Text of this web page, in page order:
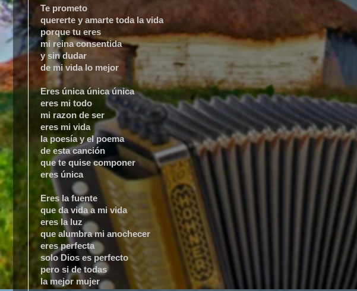
Te prometo
quererte y amarte toda la vida
porque tu eres
mi reina consentida
y sin dudar
de mi vida lo mejor
Eres única única única
eres mi todo
mi razon de ser
eres mi vida
la poesía y el poema
de esta canción
que te quise componer
eres única
Eres la fuente
que da vida a mi vida
eres la luz
que alumbra mi anochecer
eres perfecta
solo Dios es perfecto
pero si de todas
la mejor mujer